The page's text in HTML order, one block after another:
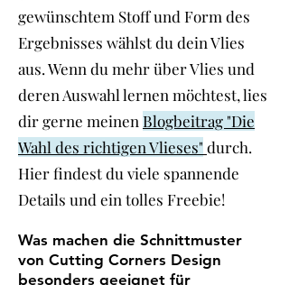
gewünschtem Stoff und Form des
Ergebnisses wählst du dein Vlies
aus. Wenn du mehr über Vlies und
deren Auswahl lernen möchtest, lies
dir gerne meinen Blogbeitrag "Die
Wahl des richtigen Vlieses" durch.
Hier findest du viele spannende
Details und ein tolles Freebie!
Was machen die Schnittmuster
von Cutting Corners Design
besonders geeignet für